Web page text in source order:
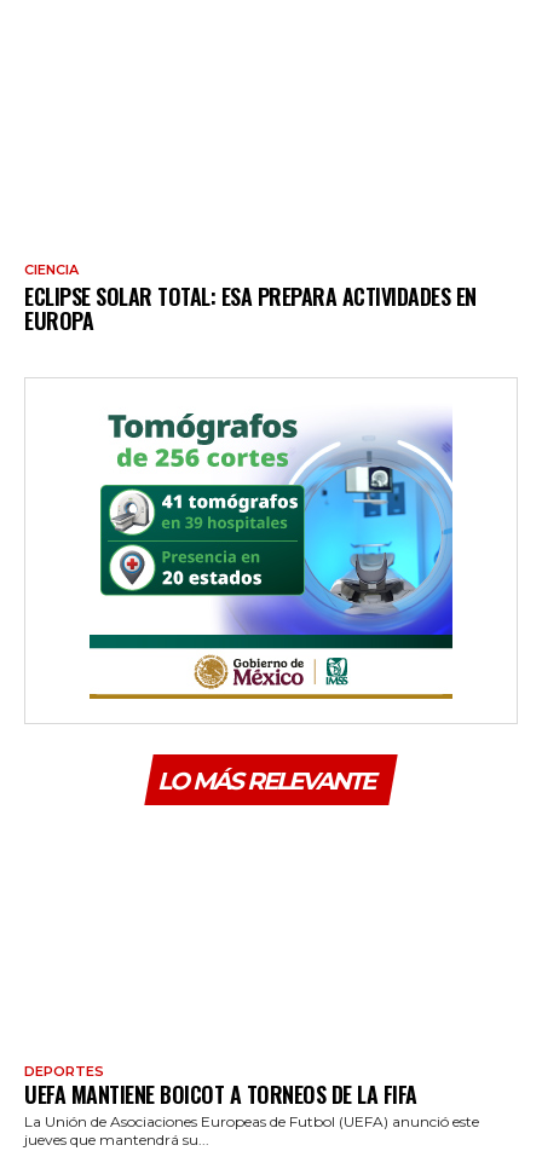
CIENCIA
ECLIPSE SOLAR TOTAL: ESA PREPARA ACTIVIDADES EN
EUROPA
LO MÁS RELEVANTE
DEPORTES
UEFA MANTIENE BOICOT A TORNEOS DE LA FIFA
La Unión de Asociaciones Europeas de Futbol (UEFA) anunció este
jueves que mantendrá su...